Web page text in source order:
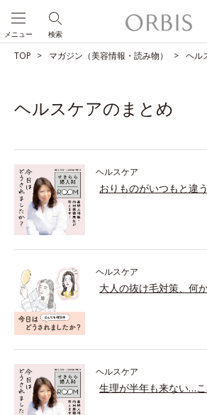
検索
メニュー
TOP マガジン（美容情報・読み物） ヘル
ヘルスケアのまとめ
ヘルスケア
おりものがいつもと違
ヘルスケア
大人の抜け毛対策、何
ヘルスケア
生理が半年も来ない…